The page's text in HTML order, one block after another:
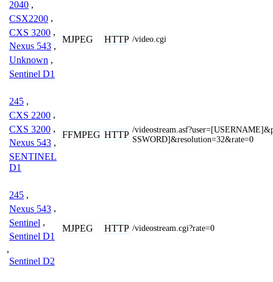
2040 ,
CSX2200 ,
CXS 3200 ,
Nexus 543 ,
Unknown ,
Sentinel D1
MJPEG HTTP /video.cgi
245 ,
CXS 2200 ,
CXS 3200 ,
Nexus 543 ,
SENTINEL
D1
FFMPEG HTTP /
SSWORD]&resolution=32&rate=0
245 ,
Nexus 543 ,
Sentinel ,
Sentinel D1
,
Sentinel D2
MJPEG HTTP /videostream.cgi?rate=0